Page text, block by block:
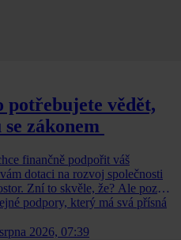
potřebujete vědět,
zákonem
finančně podpořit váš
dotaci na rozvoj společnosti
Zní to skvěle, že? Ale pozor
podpory, který má svá přísná
2026, 07:39